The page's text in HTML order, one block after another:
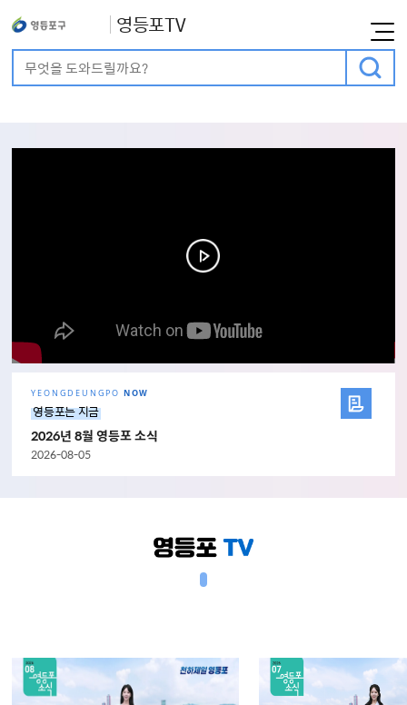
영등포TV
통합검색검색어 입력
메인비주얼
YEONGDEUNGPO NOW
영등포는 지금
2026년 8월 영등포 소식
2026-08-05